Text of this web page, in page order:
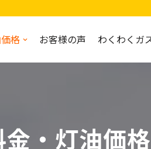
格 お客様の声 わくわくガ
・灯油価格